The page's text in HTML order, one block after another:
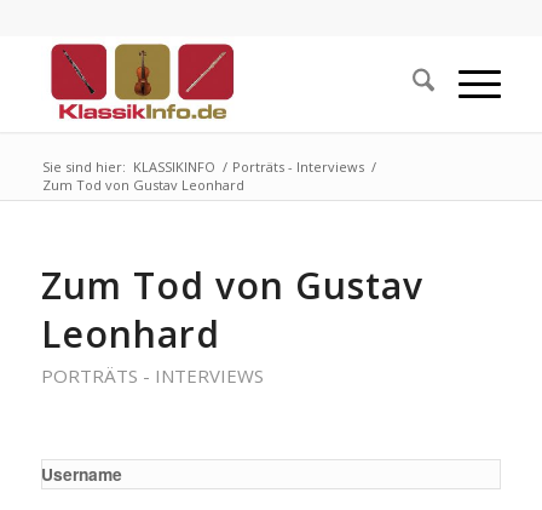
Sie sind hier: KLASSIKINFO / Porträts - Interviews /
Zum Tod von Gustav Leonhard
Zum Tod von Gustav
Leonhard
PORTRÄTS - INTERVIEWS
Username